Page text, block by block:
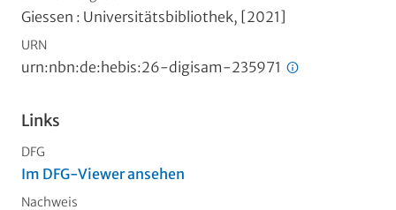
Giessen : Universitätsbibliothek, [2021]
URN
urn:nbn:de:hebis:26-digisam-235971
Links
DFG
Im DFG-Viewer ansehen
Nachweis